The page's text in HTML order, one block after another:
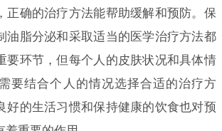
正确的治疗方法能帮助缓解和预防。保
油脂分泌和采取适当的医学治疗方法都
要环节，但每个人的皮肤状况和具体情
要结合个人的情况选择合适的治疗方
好的生活习惯和保持健康的饮食也对预